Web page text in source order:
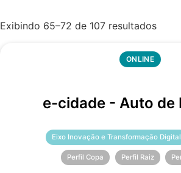
Exibindo 65–72 de 107 resultados
ONLINE
e-cidade - Auto de
Eixo Inovação e Transformação Digital
Perfil Copa Perfil Raiz